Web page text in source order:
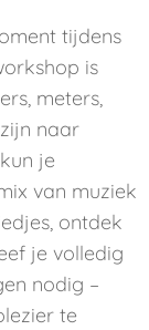
tijdens
is
meters,
naar
je
van muziek
ontdek
je volledig
nodig –
te